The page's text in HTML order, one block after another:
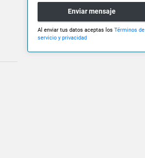
Enviar mensaje
Al enviar tus datos aceptas los Términos de
servicio y privacidad